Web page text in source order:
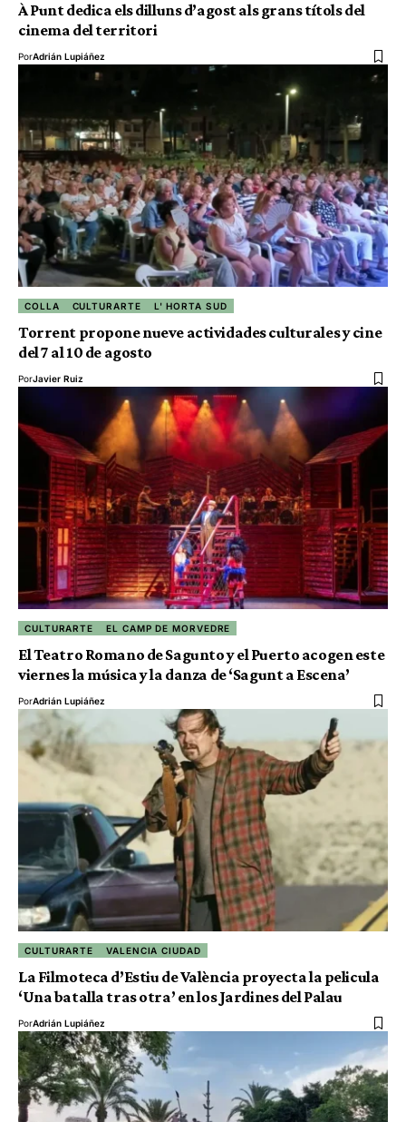
À Punt dedica els dilluns d’agost als grans títols del
cinema del territori
PorAdrián Lupiáñez
COLLA CULTURARTE L' HORTA SUD
Torrent propone nueve actividades culturales y cine
del 7 al 10 de agosto
PorJavier Ruiz
CULTURARTE EL CAMP DE MORVEDRE
El Teatro Romano de Sagunto y el Puerto acogen este
viernes la música y la danza de ‘Sagunt a Escena’
PorAdrián Lupiáñez
CULTURARTE VALENCIA CIUDAD
La Filmoteca d’Estiu de València proyecta la pelicula
‘Una batalla tras otra’ en los Jardines del Palau
PorAdrián Lupiáñez